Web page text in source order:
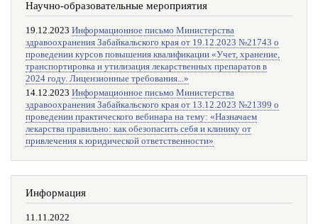
Научно-образовательные мероприятия
19.12.2023 Информационное письмо Министерства
здравоохранения Забайкальского края от 19.12.2023 №21743 о
проведении курсов повышения квалификации «Учет, хранение,
транспортировка и утилизация лекарственных препаратов в
2024 году. Лицензионные требования...»
14.12.2023 Информационное письмо Министерства
здравоохранения Забайкальского края от 13.12.2023 №21399 о
проведении практического вебинара на тему: «Назначаем
лекарства правильно: как обезопасить себя и клинику от
привлечения к юридической ответственности»
Информация
11.11.2022